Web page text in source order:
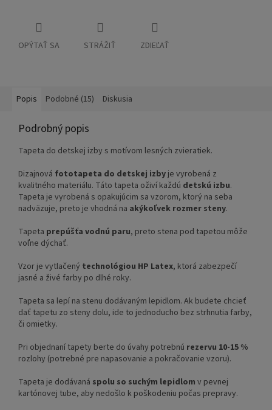
OPÝTAŤ SA STRÁŽIŤ ZDIEĽAŤ
Popis Podobné (15) Diskusia
Podrobný popis
Tapeta do detskej izby s motívom lesných zvieratiek.
Dizajnová fototapeta do detskej izbyje vyrobená z
kvalitného materiálu. Táto tapeta oživí každú detskú izbu.
Tapeta je vyrobená s opakujúcim sa vzorom, ktorý na seba
nadväzuje, preto je vhodná na akýkoľvek rozmer steny.
Tapeta prepúšťa vodnú paru, preto stena pod tapetou môže
voľne dýchať.
Vzor je vytlačený technológiou HP Latex, ktorá zabezpečí
jasné a živé farby po dlhé roky.
Tapeta sa lepí na stenu dodávaným lepidlom. Ak budete chcieť
dať tapetu zo steny dolu, ide to jednoducho bez strhnutia farby,
či omietky.
Pri objednaní tapety berte do úvahy potrebnú rezervu 10-15 %
rozlohy (potrebné pre napasovanie a pokračovanie vzoru).
Tapeta je dodávaná spolu so suchým lepidlom v pevnej
kartónovej tube, aby nedošlo k poškodeniu počas prepravy.